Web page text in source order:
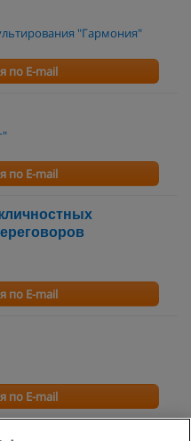
"Гармония"
по E-mail
по E-mail
по E-mail
по E-mail